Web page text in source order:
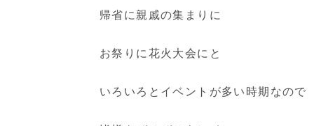
帰省に親戚の集まりに
お祭りに花火大会にと
いろいろとイベントが多い時期なので